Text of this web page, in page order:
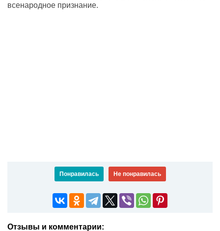
всенародное признание.
Понравилась Не понравилась
Отзывы и комментарии: